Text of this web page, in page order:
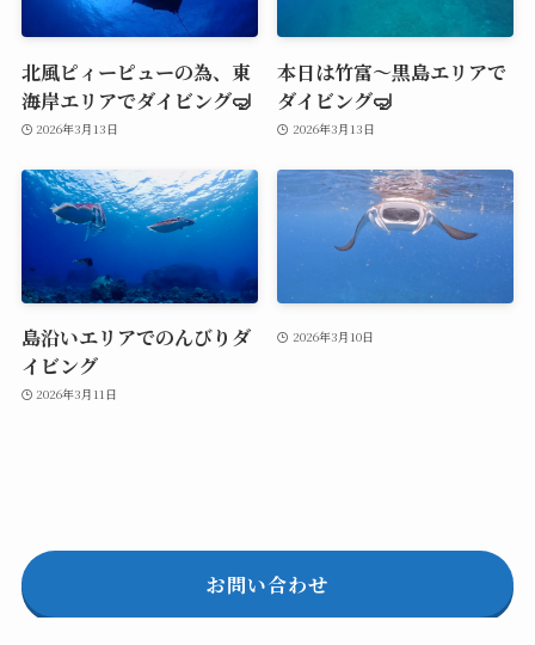
北風ピィーピューの為、東
海岸エリアでダイビング🤿
2026年3月13日
本日は竹富〜黒島エリアで
ダイビング🤿
2026年3月13日
島沿いエリアでのんびりダ
イビング
2026年3月11日
2026年3月10日
お問い合わせ